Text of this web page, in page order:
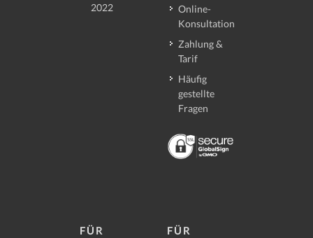
2022
Online-
Konsultation
Zahlung &
Tarif
Häufig
gestellte
Fragen
FÜR
FÜR